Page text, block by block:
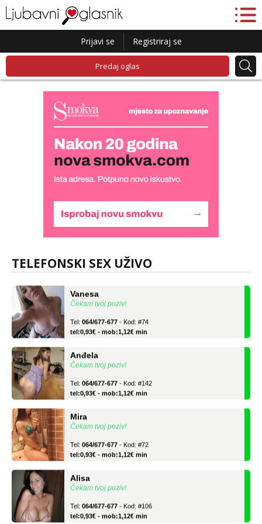
Prijavi se Registriraj se
Predaj oglas
TELEFONSKI SEX UŽIVO
tel:0,93€ - mob:1,12€ min
Čekam tvoj poziv!
tel:0,93€ - mob:1,12€ min
Čekam tvoj poziv!
tel:0,93€ - mob:1,12€ min
Čekam tvoj poziv!
tel:0,93€ - mob:1,12€ min
Čekam tvoj poziv!
tel:0,93€ - mob:1,12€ min